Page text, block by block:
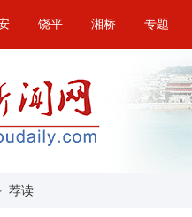
饶平 湘桥 专题
荐读